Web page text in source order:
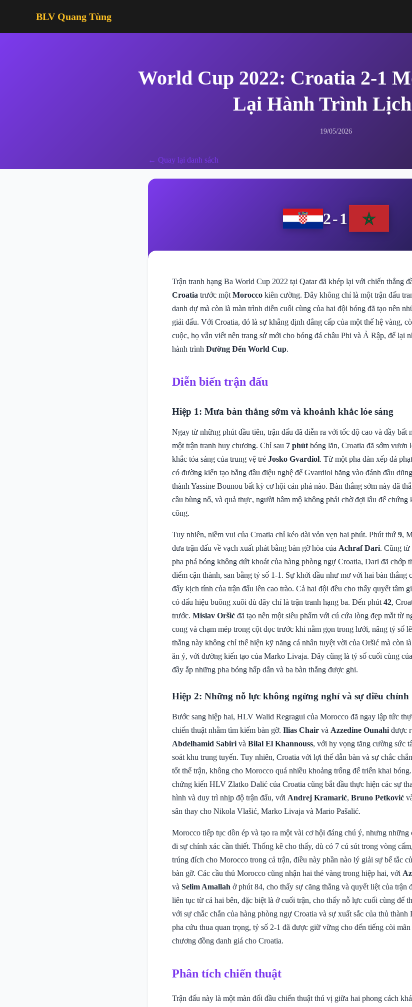
BLV Quang Tùng
World Cup 2022: Croatia 2-1
Lại Hành Trình
19/05/2026
← Quay lại danh sách
2-1
Trận tranh hạng Ba World Cup 2022 tại Qatar đã khép lại với chiến thắng
Croatia trước một Morocco kiên cường. Đây không chỉ là một trận đấu
danh dự mà còn là màn trình diễn cuối cùng của hai đội bóng đã tạo nên
giải đấu. Với Croatia, đó là sự khẳng định đẳng cấp của một thế hệ vàng,
cuộc, họ vẫn viết nên trang sử mới cho bóng đá châu Phi và Ả Rập, để lại
hành trình Đường Đến World Cup.
Diễn biến trận đấu
Hiệp 1: Mưa bàn thắng sớm và khoảnh khắc lóe sáng
Ngay từ những phút đầu tiên, trận đấu đã diễn ra với tốc độ cao và đầy bất
một trận tranh huy chương. Chỉ sau 7 phút bóng lăn, Croatia đã sớm vươn
khắc tỏa sáng của trung vệ trẻ Josko Gvardiol. Từ một pha dàn xếp đá
có đường kiến tạo bằng đầu điệu nghệ để Gvardiol băng vào đánh đầu
thành Yassine Bounou bất kỳ cơ hội cản phá nào. Bàn thắng sớm này đã
cầu bùng nổ, và quả thực, người hâm mộ không phải chờ đợi lâu để chứng
công.
Tuy nhiên, niềm vui của Croatia chỉ kéo dài vỏn vẹn hai phút. Phút thứ 9,
đưa trận đấu về vạch xuất phát bằng bàn gỡ hòa của Achraf Dari. Cũng từ
pha phá bóng không dứt khoát của hàng phòng ngự Croatia, Dari đã chớp
điểm cận thành, san bằng tỷ số 1-1. Sự khởi đầu như mơ với hai bàn thắng
đẩy kịch tính của trận đấu lên cao trào. Cả hai đội đều cho thấy quyết tâm
có dấu hiệu buông xuôi dù đây chỉ là trận tranh hạng ba. Đến phút 42,
trước. Mislav Oršić đã tạo nên một siêu phẩm với cú cứa lòng đẹp mắt từ
cong và chạm mép trong cột dọc trước khi nằm gọn trong lưới, nâng tỷ số
thắng này không chỉ thể hiện kỹ năng cá nhân tuyệt vời của Oršić mà còn
ăn ý, với đường kiến tạo của Marko Livaja. Đây cũng là tỷ số cuối cùng
đầy ắp những pha bóng hấp dẫn và ba bàn thắng được ghi.
Hiệp 2: Những nỗ lực không ngừng nghỉ và sự điều chỉnh
Bước sang hiệp hai, HLV Walid Regragui của Morocco đã ngay lập tức
chiến thuật nhằm tìm kiếm bàn gỡ. Ilias Chair và Azzedine Ounahi được
Abdelhamid Sabiri và Bilal El Khannouss, với hy vọng tăng cường sức
soát khu trung tuyến. Tuy nhiên, Croatia với lợi thế dẫn bàn và sự chắc
tốt thế trận, không cho Morocco quá nhiều khoảng trống để triển khai
chứng kiến HLV Zlatko Dalić của Croatia cũng bắt đầu thực hiện các sự
hình và duy trì nhịp độ trận đấu, với Andrej Kramarić, Bruno Petković
sân thay cho Nikola Vlašić, Marko Livaja và Mario Pašalić.
Morocco tiếp tục dồn ép và tạo ra một vài cơ hội đáng chú ý, nhưng những
đi sự chính xác cần thiết. Thống kê cho thấy, dù có 7 cú sút trong vòng
trúng đích cho Morocco trong cả trận, điều này phần nào lý giải sự bế tắc
bàn gỡ. Các cầu thủ Morocco cũng nhận hai thẻ vàng trong hiệp hai, với
và Selim Amallah ở phút 84, cho thấy sự căng thẳng và quyết liệt của
liên tục từ cả hai bên, đặc biệt là ở cuối trận, cho thấy nỗ lực cuối cùng để
với sự chắc chắn của hàng phòng ngự Croatia và sự xuất sắc của thủ
pha cứu thua quan trọng, tỷ số 2-1 đã được giữ vững cho đến tiếng còi
chương đồng danh giá cho Croatia.
Phân tích chiến thuật
Trận đấu này là một màn đối đầu chiến thuật thú vị giữa hai phong cách